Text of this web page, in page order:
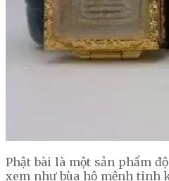
Phật bài là một sản phẩm
xem như bùa hộ mệnh tinh